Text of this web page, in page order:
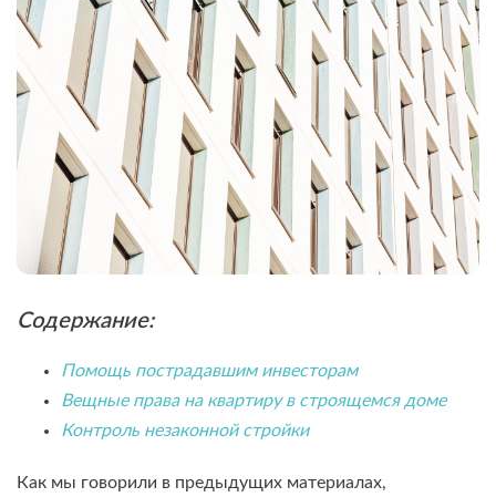
Содержание:
Помощь пострадавшим инвесторам
Вещные права на квартиру в строящемся доме
Контроль незаконной стройки
Как мы говорили в предыдущих материалах,